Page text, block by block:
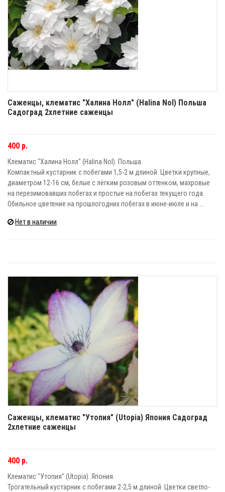
Саженцы, клематис "Халина Нолл" (Halina Nol) Польша
Садоград 2хлетние саженцы
400 р.
Клематис "Халина Нолл" (Halina Nol). Польша.
Компактный кустарник с побегами 1,5-2 м длиной. Цветки крупные,
диаметром 12-16 см, белые с лёгким розовым оттенком, махровые
на перезимовавших побегах и простые на побегах текущего года.
Обильное цветение на прошлогодних побегах в июне-июле и на ...
Нет в наличии
Саженцы, клематис "Утопия" (Utopia) Япония Садоград
2хлетние саженцы
400 р.
Клематис "Утопия" (Utopia). Япония.
Трогательный кустарник с побегами 2-2,5 м длиной. Цветки светло-